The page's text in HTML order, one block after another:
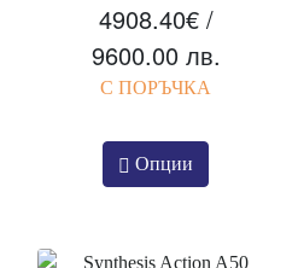
4908.40€/
9600.00 лв.
С ПОРЪЧКА
Опции